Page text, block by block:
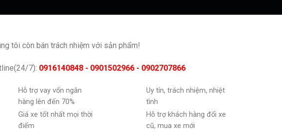
tôi còn bán trách nhiệm với sản phẩm!
7): 0916140848 - 0901502966 - 0902707866
Hỗ trợ vay vốn ngân
hàng lên đến 70%
Uy tín, trách nhiệm, nhiệt
tình
Giá xe tốt nhất mọi thời
điểm
Hỗ trợ khách hàng đổi xe
cũ, mua xe mới